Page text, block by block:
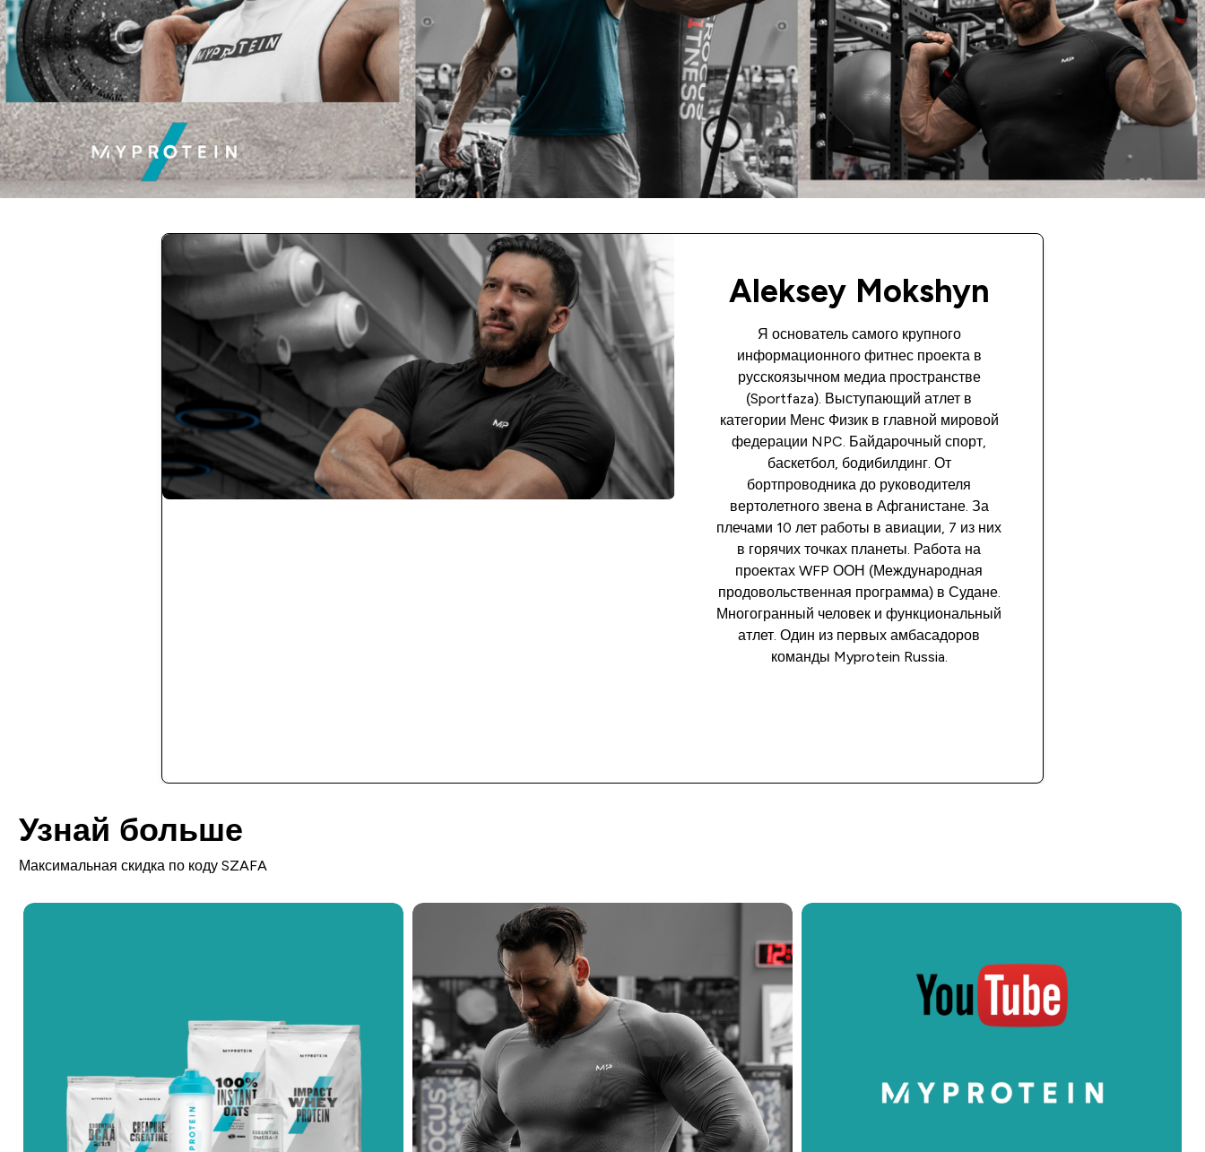
Aleksey Mokshyn
Я основатель самого крупного
информационного фитнес проекта в
русскоязычном медиа пространстве
(Sportfaza). Выступающий атлет в
категории Менс Физик в главной мировой
федерации NPC. Байдарочный спорт,
баскетбол, бодибилдинг. От
бортпроводника до руководителя
вертолетного звена в Афганистане. За
плечами 10 лет работы в авиации, 7 из них
в горячих точках планеты. Работа на
проектах WFP ООН (Международная
продовольственная программа) в Судане.
Многогранный человек и функциональный
атлет. Один из первых амбасадоров
команды Myprotein Russia.
Узнай больше
Максимальная скидка по коду SZAFA